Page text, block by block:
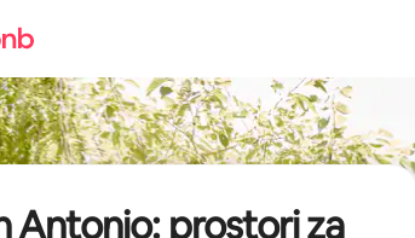
Antonio: prostori za